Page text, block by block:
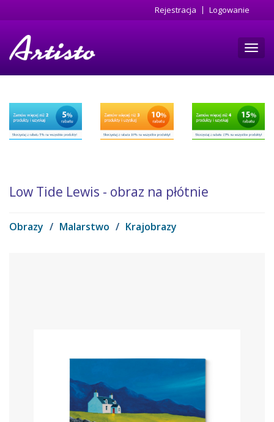
do
Rejestracja Logowanie
Low Tide Lewis - obraz na płótnie
Obrazy / Malarstwo / Krajobrazy